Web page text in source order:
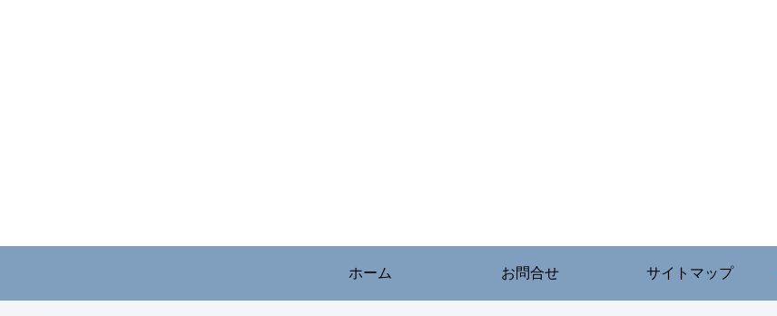
ホーム お問合せ サイトマップ